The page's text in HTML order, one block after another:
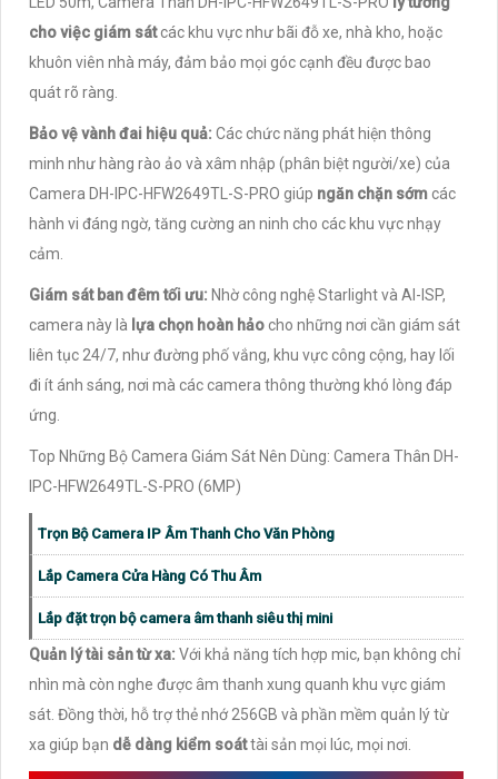
cho việc giám sátcác khu vực như bãi đỗ xe, nhà kho, hoặc
khuôn viên nhà máy, đảm bảo mọi góc cạnh đều được bao
quát rõ ràng.
Bảo vệ vành đai hiệu quả: Các chức năng phát hiện thông
minh như hàng rào ảo và xâm nhập (phân biệt người/xe) của
Camera DH-IPC-HFW2649TL-S-PRO giúp ngăn chặn sớmcác
hành vi đáng ngờ, tăng cường an ninh cho các khu vực nhạy
cảm.
Giám sát ban đêm tối ưu: Nhờ công nghệ Starlight và AI-ISP,
camera này là lựa chọn hoàn hảocho những nơi cần giám sát
liên tục 24/7, như đường phố vắng, khu vực công cộng, hay lối
đi ít ánh sáng, nơi mà các camera thông thường khó lòng đáp
ứng.
Top Những Bộ Camera Giám Sát Nên Dùng: Camera Thân DH-
IPC-HFW2649TL-S-PRO (6MP)
Trọn Bộ Camera IP Âm Thanh Cho Văn Phòng
Lắp Camera Cửa Hàng Có Thu Âm
Lắp đặt trọn bộ camera âm thanh siêu thị mini
Quản lý tài sản từ xa: Với khả năng tích hợp mic, bạn không chỉ
nhìn mà còn nghe được âm thanh xung quanh khu vực giám
sát. Đồng thời, hỗ trợ thẻ nhớ 256GB và phần mềm quản lý từ
xa giúp bạn dễ dàng kiểm soáttài sản mọi lúc, mọi nơi.